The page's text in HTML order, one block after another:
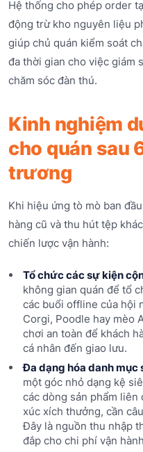
Hệ thống cho phép order
động trừ kho nguyên liệu
giúp chủ quán kiểm soát
đa thời gian cho việc giám
chăm sóc đàn thú.
Kinh nghiệm
cho quán sau
trương
Khi hiệu ứng tò mò ban
hàng cũ và thu hút tệp
chiến lược vận hành:
Tổ chức các sự kiện
không gian quán để tổ
các buổi offline của hội
Corgi, Poodle hay mèo
chơi an toàn để khách
cá nhân đến giao lưu.
Đa dạng hóa danh mục
một góc nhỏ dạng kệ
các dòng sản phẩm liên
xúc xích thưởng, cần
Đây là nguồn thu nhập
đắp cho chi phí vận